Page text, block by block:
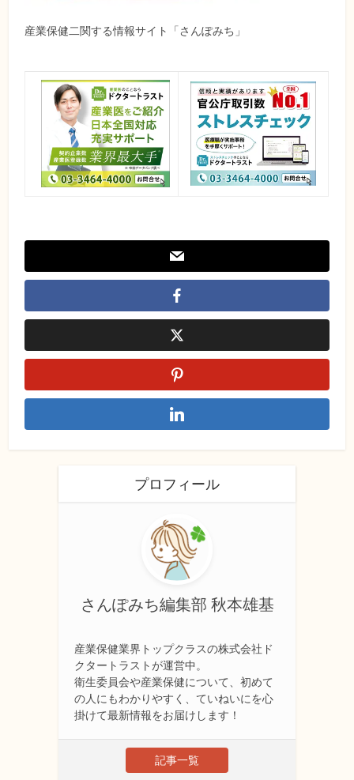
産業保健二関する情報サイト「さんぽみち」
プロフィール
さんぽみち編集部 秋本雄基
産業保健業界トップクラスの株式会社ド
クタートラストが運営中。
衛生委員会や産業保健について、初めて
の人にもわかりやすく、ていねいにを心
掛けて最新情報をお届けします！
記事一覧